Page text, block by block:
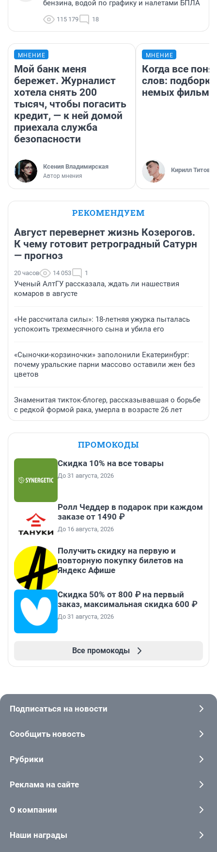
бензина, водой по графику и налетами БПЛА
115 179 18
МНЕНИЕ
Мой банк меня
бережет. Журналист
хотела снять 200
тысяч, чтобы погасить
кредит, — к ней домой
приехала служба
безопасности
Ксения Владимирская
Автор мнения
МНЕНИЕ
Когда все
слов:
немых
Кирилл Титов
РЕКОМЕНДУЕМ
Август перевернет жизнь Козерогов.
К чему готовит ретроградный Сатурн
— прогноз
20 часов 14 053 1
Ученый АлтГУ рассказала, ждать ли нашествия
комаров в августе
«Не рассчитала силы»: 18-летняя ужурка пыталась
успокоить трехмесячного сына и убила его
«Сыночки-корзиночки» заполонили Екатеринбург:
почему уральские парни массово оставили жен без
цветов
Знаменитая тикток-блогер, рассказывавшая о борьбе
с редкой формой рака, умерла в возрасте 26 лет
ПРОМОКОДЫ
Скидка 10% на все товары
До 31 августа, 2026
Ролл Чеддер в подарок при каждом
заказе от 1490 ₽
До 16 августа, 2026
Получить скидку на первую и
повторную покупку билетов на
Яндекс Афише
Скидка 50% от 800 ₽ на первый
заказ, максимальная скидка 600 ₽
До 31 августа, 2026
Все промокоды
Подписаться на новости
Сообщить новость
Рубрики
Реклама на сайте
О компании
Наши награды